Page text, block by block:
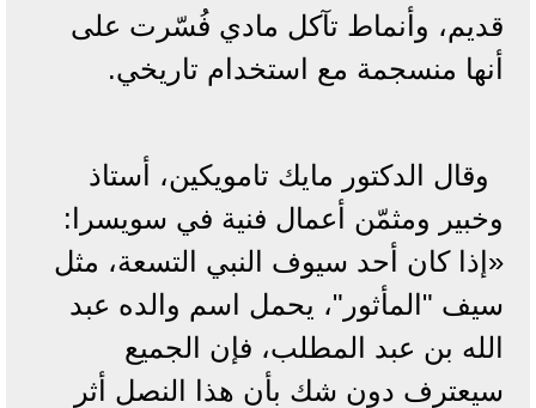
قديم، وأنماط تآكل مادي فُسّرت على
أنها منسجمة مع استخدام تاريخي.
وقال الدكتور مايك تامويكين، أستاذ
وخبير ومثمّن أعمال فنية في سويسرا:
«إذا كان أحد سيوف النبي التسعة، مثل
سيف "المأثور"، يحمل اسم والده عبد
الله بن عبد المطلب، فإن الجميع
سيعترف دون شك بأن هذا النصل أثر